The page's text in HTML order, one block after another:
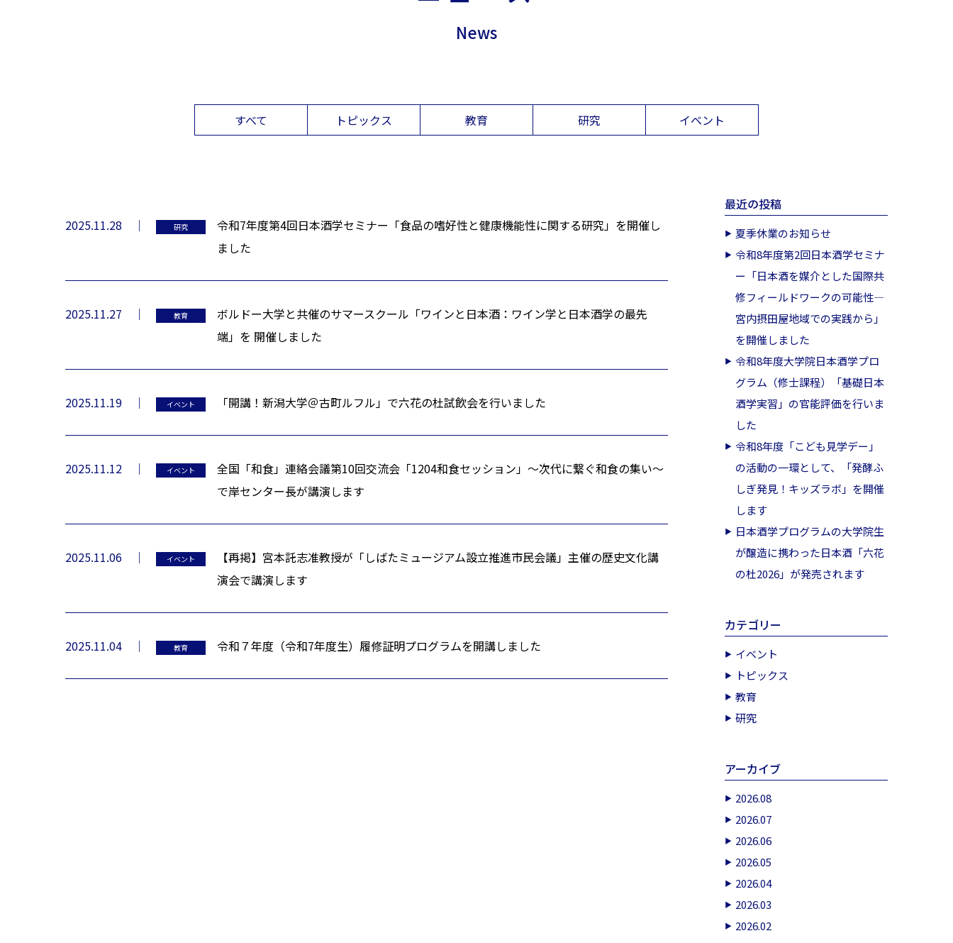
News
すべて トピックス 教育 研究 イベント
2025.11.28 研究
令和7年度第4回日本酒学セミナー「食品の嗜好性と健康機能性に関する研究」を開催し
ました
2025.11.27 教育
ボルドー大学と共催のサマースクール「ワインと日本酒：ワイン学と日本酒学の最先
端」を 開催しました
2025.11.19 イベント 「開講！新潟大学＠古町ルフル」で六花の杜試飲会を行いました
2025.11.12 イベント
全国「和食」連絡会議第10回交流会「1204和食セッション」～次代に繋ぐ和食の集い～
で岸センター長が講演します
2025.11.06 イベント
【再掲】宮本託志准教授が「しばたミュージアム設立推進市民会議」主催の歴史文化講
演会で講演します
2025.11.04 教育 令和７年度（令和7年度生）履修証明プログラムを開講しました
最近の投稿
夏季休業のお知らせ
令和8年度第2回日本酒学セミナ
ー「日本酒を媒介とした国際共
修フィールドワークの可能性―
宮内摂田屋地域での実践から」
を開催しました
令和8年度大学院日本酒学プロ
グラム（修士課程）「基礎日本
酒学実習」の官能評価を行いま
した
令和8年度「こども見学デー」
の活動の一環として、「発酵ふ
しぎ発見！キッズラボ」を開催
します
日本酒学プログラムの大学院生
が醸造に携わった日本酒「六花
の杜2026」が発売されます
カテゴリー
イベント
トピックス
教育
研究
アーカイブ
2026.08
2026.07
2026.06
2026.05
2026.04
2026.03
2026.02